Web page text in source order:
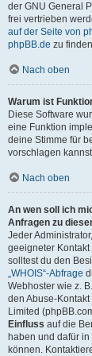
der GNU General
frei vertrieben
auf der Seite von
phpBB.de zu
Nach oben
Warum ist
Diese Software
eine Funktion
deine Stimme für
vorschlagen
Nach oben
An wen soll ich
Anfragen zu
Jeder
geeigneter
solltest du den
„WHOIS“-Abfrage
Webhoster wie z.
den Abuse-
Limited
Einfluss auf die
haben und dafür
können.